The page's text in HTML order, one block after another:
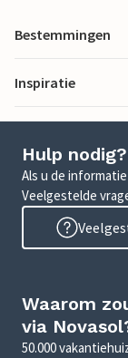
Bestemmingen
Inspiratie
Hulp nodig?
Als u de
Veelgestelde
Waarom
via
50.000